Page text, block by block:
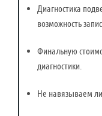
Диагностика
возможность
Финальную
диагностики.
Не навязываем